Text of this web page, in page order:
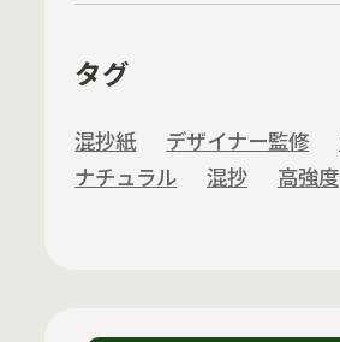
タグ
混抄紙 デザイナー監修
ナチュラル
混抄 高強度